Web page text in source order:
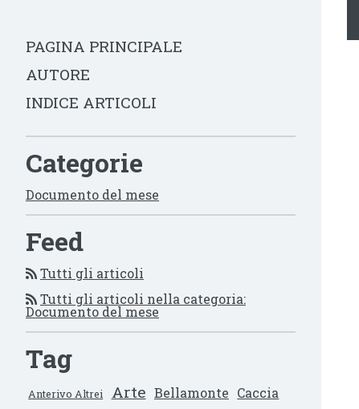
PAGINA PRINCIPALE
AUTORE
INDICE ARTICOLI
Categorie
Documento del mese
Feed
Tutti gli articoli
Tutti gli articoli nella categoria:
Documento del mese
Tag
Anterivo Altrei Arte Bellamonte Caccia